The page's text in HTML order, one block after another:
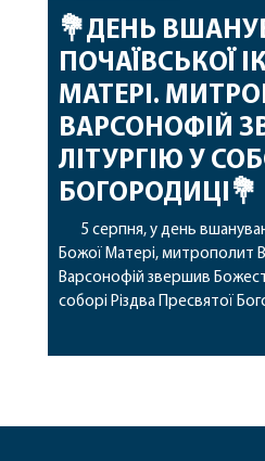
💐ДЕНЬ
ПОЧАЇВСЬКОЇ
МАТЕРІ.
ВАРСОНОФІЙ
ЛІТУРГІЮ У
БОГОРОДИЦІ💐
5 серпня, у день
Божої Матері, митрополит
Варсонофій звершив
соборі Різдва Пресвятої
Його